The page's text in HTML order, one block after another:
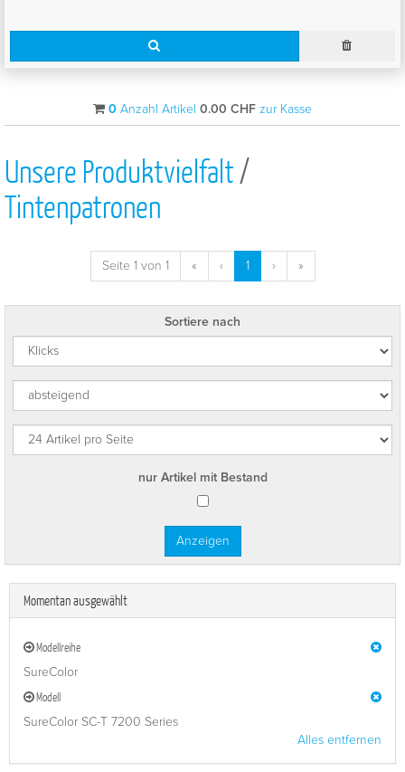
0 Anzahl Artikel 0.00 CHF zur Kasse
Unsere Produktvielfalt/
Tintenpatronen
Seite 1 von 1 « ‹ 1 › »
Sortiere nach
nur Artikel mit Bestand
Momentan ausgewählt
Modellreihe
SureColor
Modell
SureColor SC-T 7200 Series
Alles entfernen